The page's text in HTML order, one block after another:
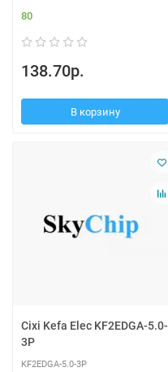
80
138.70р.
В корзину
Cixi Kefa Elec KF2EDGA-5.0-
3P
KF2EDGA-5.0-3P